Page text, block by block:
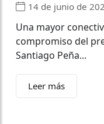
14 de junio de
Una mayor
compromiso del
Santiago Peña...
Leer más